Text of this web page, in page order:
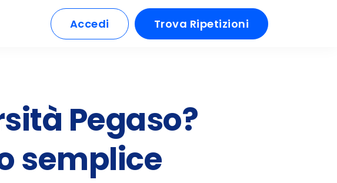
Accedi Trova Ripetizioni
Pegaso?
semplice